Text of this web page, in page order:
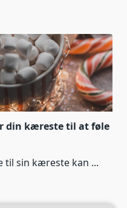
din kæreste til at føle
til sin kæreste kan ...